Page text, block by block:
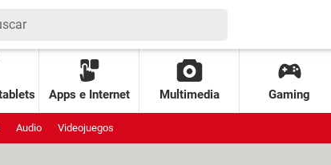
Apps e Internet Multimedia Gaming
Audio Videojuegos